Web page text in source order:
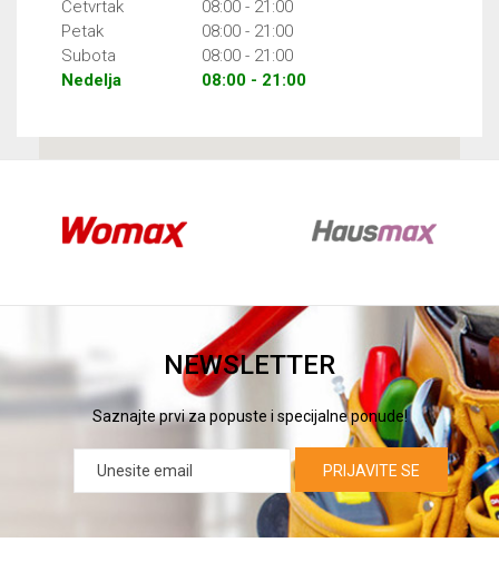
Četvrtak
08:00 - 21:00
Petak
08:00 - 21:00
Subota
08:00 - 21:00
Nedelja
08:00 - 21:00
NEWSLETTER
Saznajte prvi za popuste i specijalne ponude!
PRIJAVITE SE